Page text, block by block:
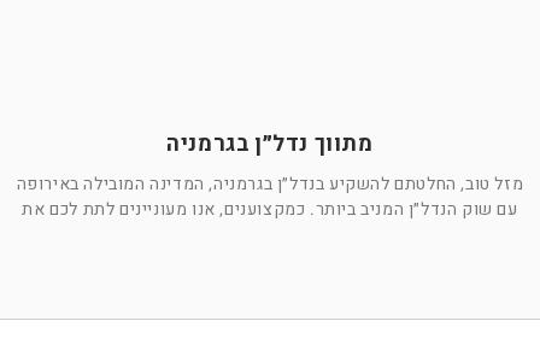
מתווך נדל״ן בגרמניה
מזל טוב, החלטתם להשקיע בנדל״ן בגרמניה, המדינה המובילה באירופה
עם שוק הנדל״ן המניב ביותר. כמקצוענים, אנו מעוניינים לתת לכם את